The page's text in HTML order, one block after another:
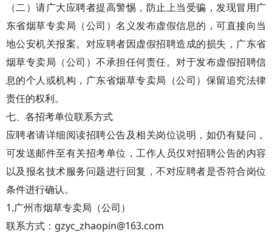
（二）请广大应聘者提高警惕，防止上当受骗，发现冒用广
东省烟草专卖局（公司）名义发布虚假信息的，可直接向当
地公安机关报案。对应聘者因虚假招聘造成的损失，广东省
烟草专卖局（公司）不承担任何责任。对于发布虚假招聘信
息的个人或机构，广东省烟草专卖局（公司）保留追究法律
责任的权利。
七、各招考单位联系方式
应聘者请详细阅读招聘公告及相关岗位说明，如仍有疑问，
可发送邮件至有关招考单位，工作人员仅对招聘公告的内容
以及报名技术服务问题进行回复，不对应聘者是否符合岗位
条件进行确认。
1.广州市烟草专卖局（公司）
联系方式：gzyc_zhaopin@163.com